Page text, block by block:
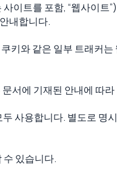
이트를 포함, “웹사이트
내합니다.
키와 같은 일부 트래커
서에 기재된 안내에 따
사용합니다. 별도로 명
수 있습니다.